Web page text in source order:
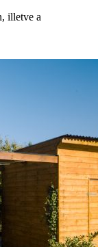
illetve a